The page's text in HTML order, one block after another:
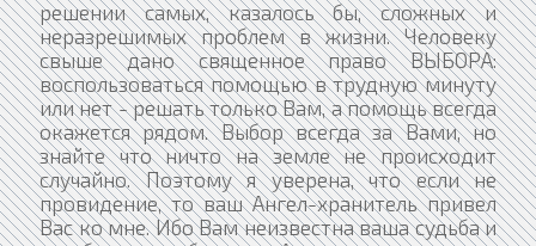
решении самых, казалось бы, сложных и
неразрешимых проблем в жизни. Человеку
свыше дано священное право ВЫБОРА:
воспользоваться помощью в трудную минуту
или нет - решать только Вам, а помощь всегда
окажется рядом. Выбор всегда за Вами, но
знайте что ничто на земле не происходит
случайно. Поэтому я уверена, что если не
провидение, то ваш Ангел-хранитель привел
Вас ко мне. Ибо Вам неизвестна ваша судьба и